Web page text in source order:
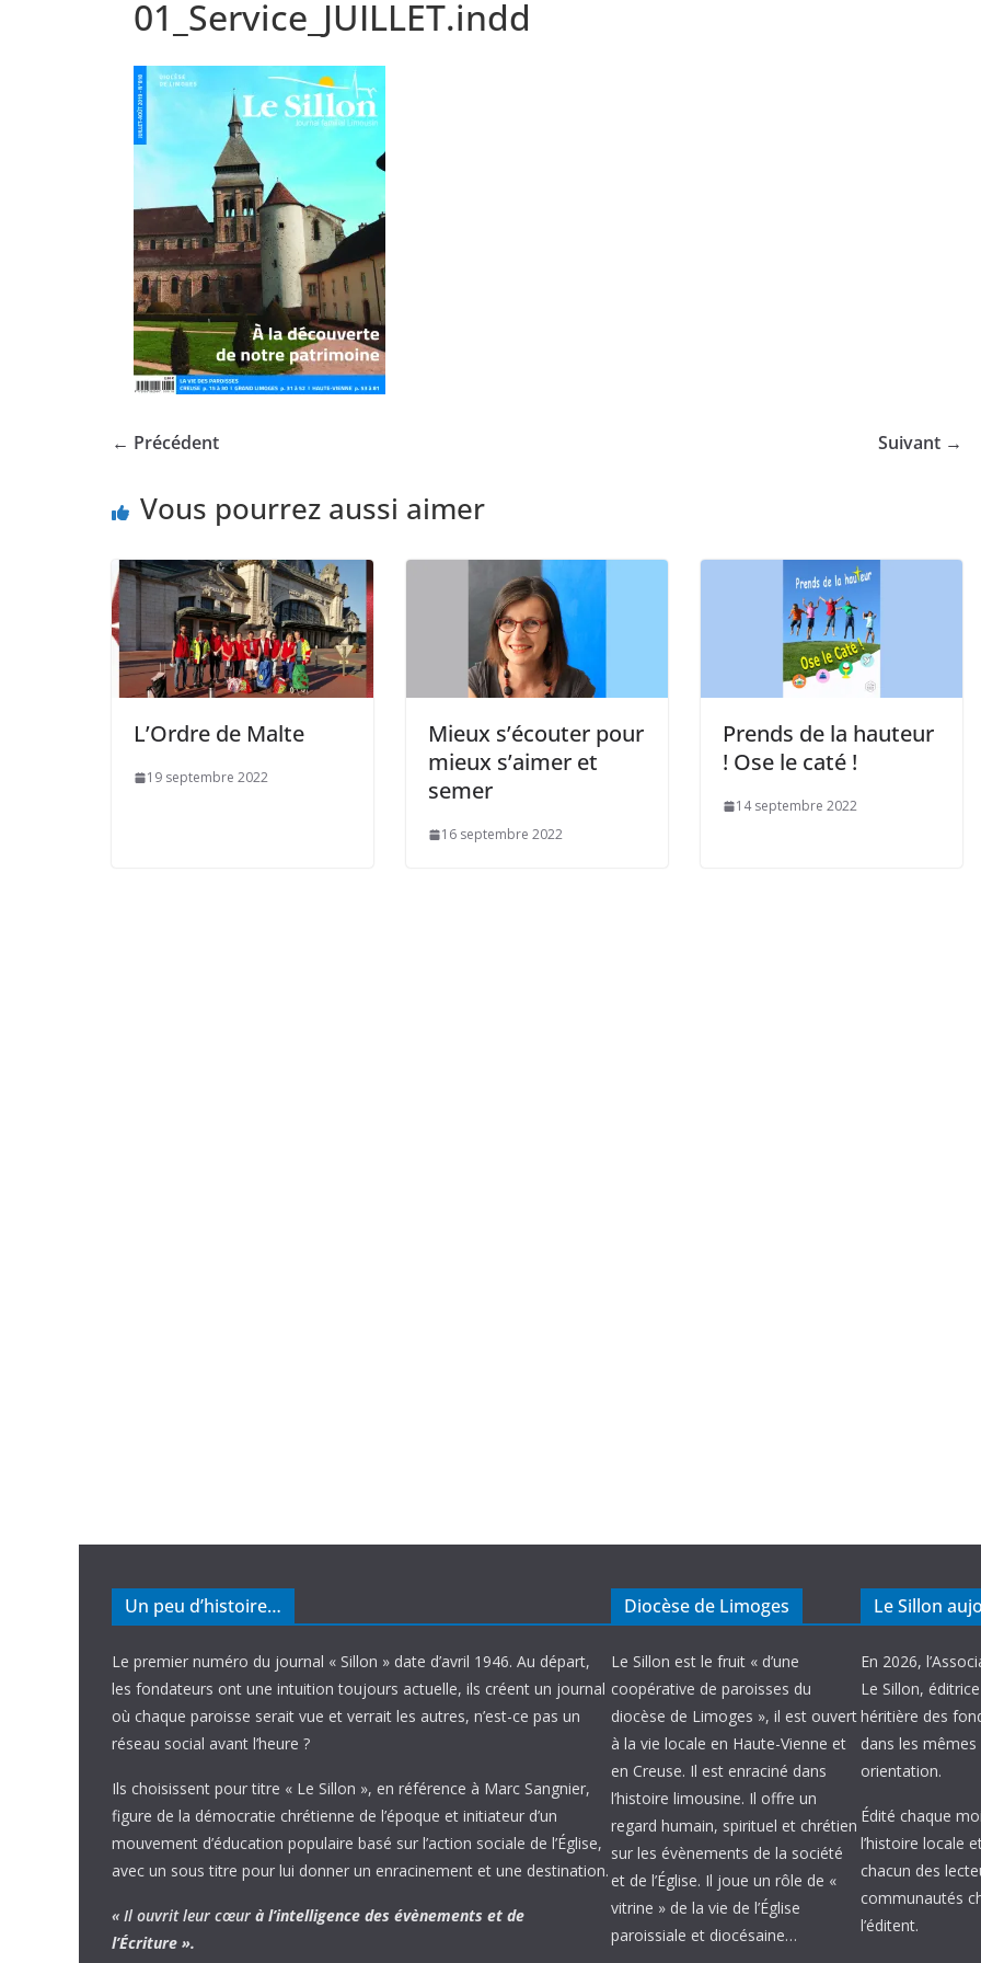
01_Service_JUILLET.indd
← Précédent Suivant →
Vous pourrez aussi aimer
L’Ordre de Malte
19 septembre 2022
Mieux s’écouter pour
mieux s’aimer et
semer
16 septembre 2022
Prends de la hauteur
! Ose le caté !
14 septembre 2022
Un peu d’histoire…
Le premier numéro du journal « Sillon » date d’avril 1946. Au départ,
les fondateurs ont une intuition toujours actuelle, ils créent un journal
où chaque paroisse serait vue et verrait les autres, n’est-ce pas un
réseau social avant l’heure ?
Ils choisissent pour titre « Le Sillon », en référence à Marc Sangnier,
figure de la démocratie chrétienne de l’époque et initiateur d’un
mouvement d’éducation populaire basé sur l’action sociale de l’Église,
avec un sous titre pour lui donner un enracinement et une destination.
« Il ouvrit leur cœur à l’intelligence des évènements et de
l’Écriture ».
Diocèse de Limoges
Le Sillon est le fruit « d’une
coopérative de paroisses du
diocèse de Limoges », il est ouvert
à la vie locale en Haute-Vienne et
en Creuse. Il est enraciné dans
l’histoire limousine. Il offre un
regard humain, spirituel et chrétien
sur les évènements de la société
et de l’Église. Il joue un rôle de «
vitrine » de la vie de l’Église
paroissiale et diocésaine…
Le Sillon
En 2026,
Le Sillon,
héritière des
dans les
orientation.
Édité chaque
l’histoire locale
chacun des
communautés
l’éditent.